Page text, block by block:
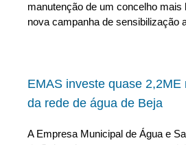
manutenção de um concelho mais
nova campanha de sensibilização
EMAS investe quase 2,2ME
da rede de água de Beja
A Empresa Municipal de Água e